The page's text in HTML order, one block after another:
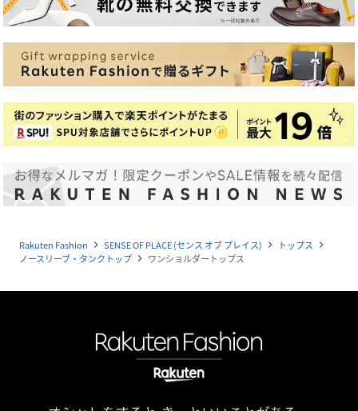
Rakuten Fashion navigate_next SENSE OF PLACE (センス オブ プレイス) navigate_next トップス navigate_next
ノースリーブ・タンクトップ navigate_next ワンショルダートップス